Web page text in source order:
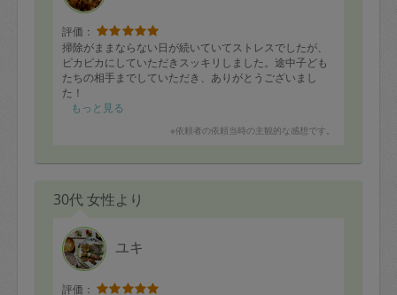
評価：
掃除がままならない日が続いていてストレスでしたが、
ピカピカにしていただきスッキリしました。途中子ども
たちの相手までしていただき、ありがとうございまし
た！
細かい場所で気になったところを次回やりますと言って
くださるので本当に助かっています。
もっと見る
※依頼者の依頼当時の主観的な感想です。
30代 女性より
ユキ
評価：